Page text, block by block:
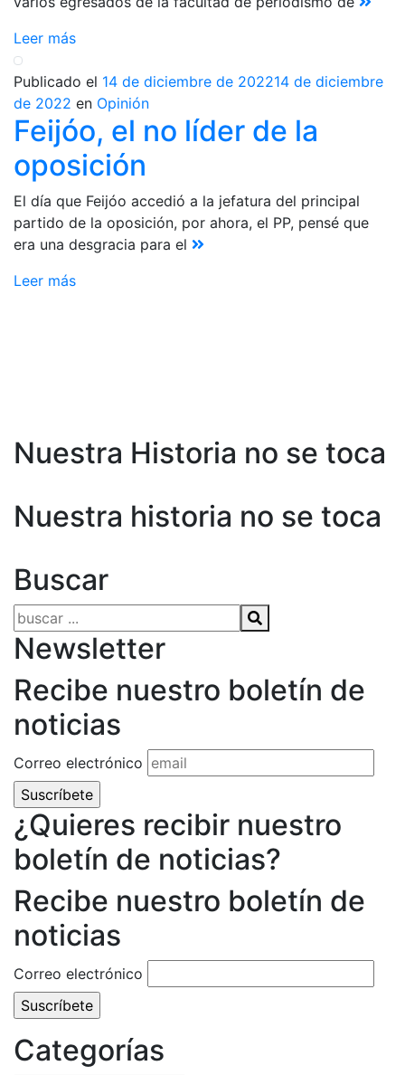
Leer más
Publicado el 14 de diciembre de 202214 de diciembre
de 2022 en Opinión
Feijóo, el no líder de la
oposición
El día que Feijóo accedió a la jefatura del principal
partido de la oposición, por ahora, el PP, pensé que
era una desgracia para el
Leer más
Nuestra Historia no se toca
Nuestra historia no se toca
Buscar
Buscar:
Newsletter
Recibe nuestro boletín de
noticias
Correo electrónico
¿Quieres recibir nuestro
boletín de noticias?
Recibe nuestro boletín de
noticias
Correo electrónico
Categorías